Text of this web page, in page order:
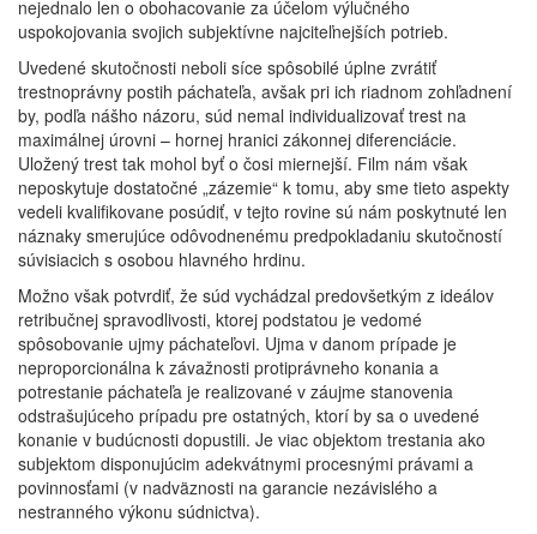
nejednalo len o obohacovanie za účelom výlučného
uspokojovania svojich subjektívne najciteľnejších potrieb.
Uvedené skutočnosti neboli síce spôsobilé úplne zvrátiť
trestnoprávny postih páchateľa, avšak pri ich riadnom zohľadnení
by, podľa nášho názoru, súd nemal individualizovať trest na
maximálnej úrovni – hornej hranici zákonnej diferenciácie.
Uložený trest tak mohol byť o čosi miernejší. Film nám však
neposkytuje dostatočné „zázemie“ k tomu, aby sme tieto aspekty
vedeli kvalifikovane posúdiť, v tejto rovine sú nám poskytnuté len
náznaky smerujúce odôvodnenému predpokladaniu skutočností
súvisiacich s osobou hlavného hrdinu.
Možno však potvrdiť, že súd vychádzal predovšetkým z ideálov
retribučnej spravodlivosti, ktorej podstatou je vedomé
spôsobovanie ujmy páchateľovi. Ujma v danom prípade je
neproporcionálna k závažnosti protiprávneho konania a
potrestanie páchateľa je realizované v záujme stanovenia
odstrašujúceho prípadu pre ostatných, ktorí by sa o uvedené
konanie v budúcnosti dopustili. Je viac objektom trestania ako
subjektom disponujúcim adekvátnymi procesnými právami a
povinnosťami (v nadväznosti na garancie nezávislého a
nestranného výkonu súdnictva).